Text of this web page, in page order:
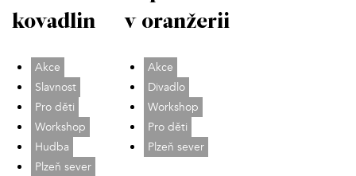
kovadlin
Akce
Slavnost
Pro děti
Workshop
Hudba
Plzeň sever
v oranžerii
Akce
Divadlo
Workshop
Pro děti
Plzeň sever